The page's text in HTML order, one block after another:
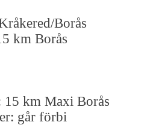
Borås
km Borås
15 km Maxi Borås
går förbi